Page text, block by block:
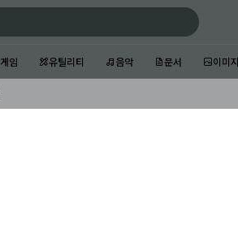
게임 유틸리티 음악 문서 이미지